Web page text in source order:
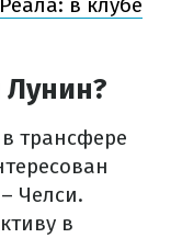
трансфере
Челси.
в